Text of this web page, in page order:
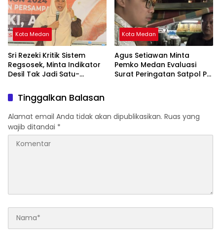
Kota Medan
Sri Rezeki Kritik Sistem
Regsosek, Minta Indikator
Desil Tak Jadi Satu-
Bansos
Kota Medan
Agus Setiawan Minta
Pemko Medan Evaluasi
Surat Peringatan Satpol PP
Tinggalkan Balasan
Alamat email Anda tidak akan dipublikasikan. Ruas yang
wajib ditandai *